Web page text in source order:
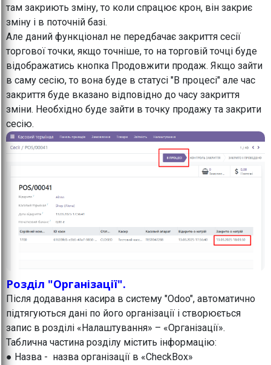
там закриють зміну, то коли спрацює крон, він закриє
зміну і в поточній базі.
Але даний функціонал не передбачає закриття сесії
торгової точки, якщо точніше, то на торговій точці буде
відображатись кнопка Продовжити продаж. Якщо зайти
в саму сесію, то вона буде в статусі "В процесі" але час
закриття буде вказано відповідно до часу закриття
зміни. Необхідно буде зайти в точку продажу та закрити
сесію.
Розділ "Організації".
Після додавання касира в систему "Odoo", автоматично
підтягуються дані по його організації і створюється
запис в розділі «Налаштування» – «Організації».
Таблична частина розділу містить інформацію:
● Назва - назва організації в «CheckBox»